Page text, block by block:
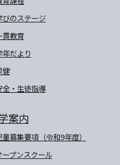
びのステージ
貫教育
年だより
健
全・生徒指導
案内
童募集要項（令和9年度）
ープンスクール